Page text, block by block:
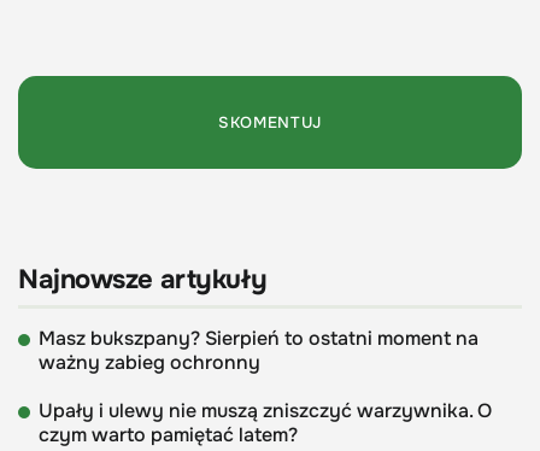
Najnowsze artykuły
Masz bukszpany? Sierpień to ostatni moment na
ważny zabieg ochronny
Upały i ulewy nie muszą zniszczyć warzywnika. O
czym warto pamiętać latem?